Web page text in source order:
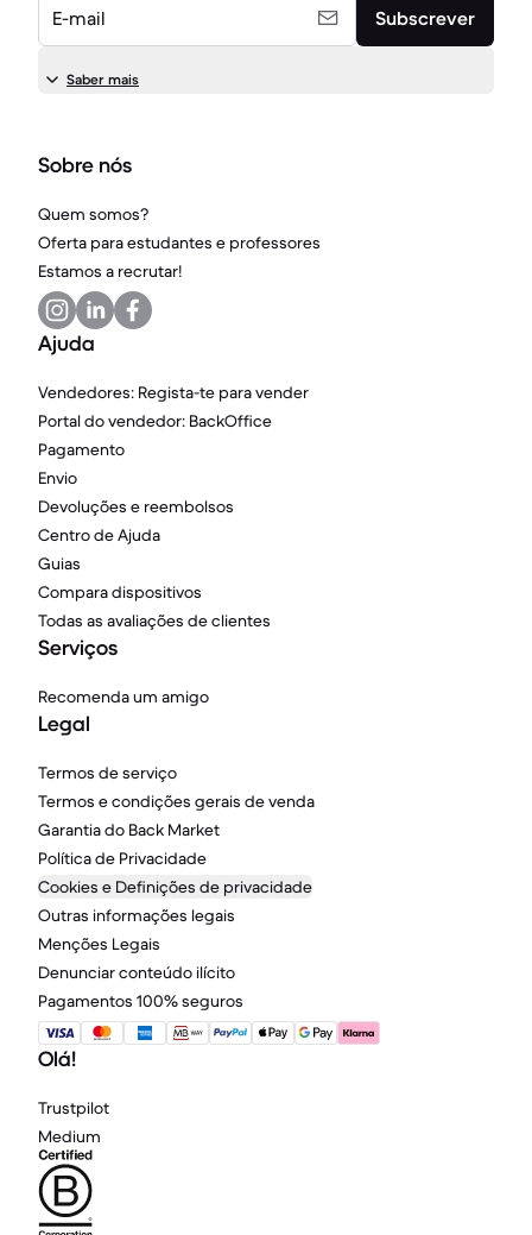
E-mail Subscrever
Saber mais
Sobre nós
Quem somos?
Oferta para estudantes e professores
Estamos a recrutar!
Ajuda
Vendedores: Regista-te para vender
Portal do vendedor: BackOffice
Pagamento
Envio
Devoluções e reembolsos
Centro de Ajuda
Guias
Compara dispositivos
Todas as avaliações de clientes
Serviços
Recomenda um amigo
Legal
Termos de serviço
Termos e condições gerais de venda
Garantia do Back Market
Política de Privacidade
Cookies e Definições de privacidade
Outras informações legais
Menções Legais
Denunciar conteúdo ilícito
Pagamentos 100% seguros
Olá!
Trustpilot
Medium